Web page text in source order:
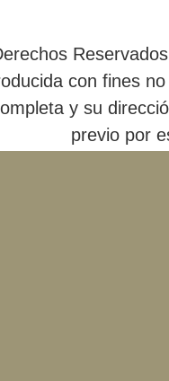
con fines
y su
previo por